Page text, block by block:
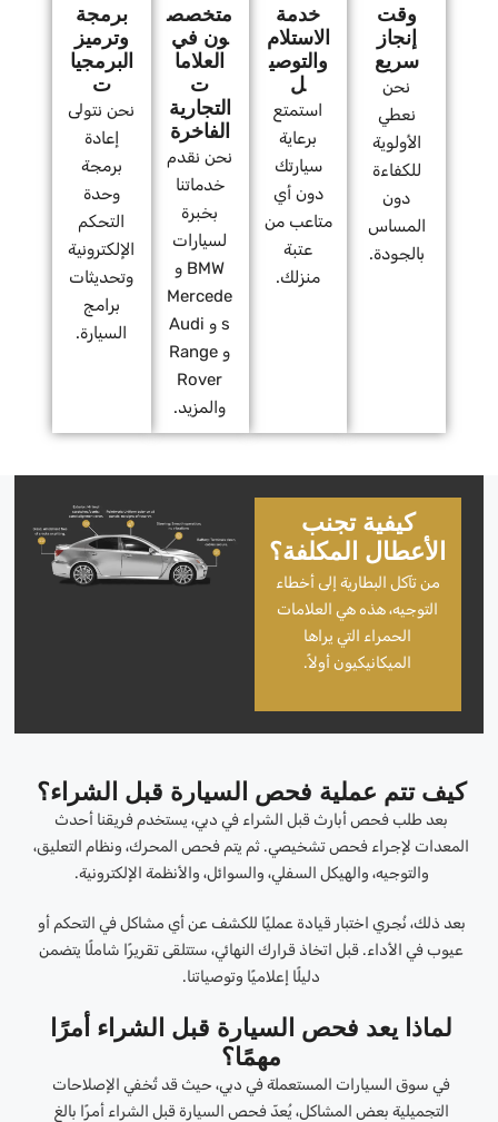
وقت
إنجاز
سريع
نحن
نعطي
الأولوية
للكفاءة
دون
المساس
بالجودة.
خدمة
الاستلام
والتوصي
ل
استمتع
برعاية
سيارتك
دون أي
متاعب من
عتبة
منزلك.
متخصص
ون في
العلاما
ت
التجارية
الفاخرة
نحن نقدم
خدماتنا
بخبرة
لسيارات
BMW و
Mercede
s و Audi
و Range
Rover
والمزيد.
برمجة
وترميز
البرمجيا
ت
نحن نتولى
إعادة
برمجة
وحدة
التحكم
الإلكترونية
وتحديثات
برامج
السيارة.
كيفية تجنب
الأعطال المكلفة؟
من تآكل البطارية إلى أخطاء
التوجيه، هذه هي العلامات
الحمراء التي يراها
الميكانيكيون أولاً.
كيف تتم عملية فحص السيارة قبل الشراء؟
بعد طلب فحص أبارث قبل الشراء في دبي، يستخدم فريقنا أحدث
المعدات لإجراء فحص تشخيصي. ثم يتم فحص المحرك، ونظام التعليق،
والتوجيه، والهيكل السفلي، والسوائل، والأنظمة الإلكترونية.
بعد ذلك، نُجري اختبار قيادة عمليًا للكشف عن أي مشاكل في التحكم أو
عيوب في الأداء. قبل اتخاذ قرارك النهائي، ستتلقى تقريرًا شاملًا يتضمن
دليلًا إعلاميًا وتوصياتنا.
لماذا يعد فحص السيارة قبل الشراء أمرًا
مهمًا؟
في سوق السيارات المستعملة في دبي، حيث قد تُخفي الإصلاحات
التجميلية بعض المشاكل، يُعدّ فحص السيارة قبل الشراء أمرًا بالغ